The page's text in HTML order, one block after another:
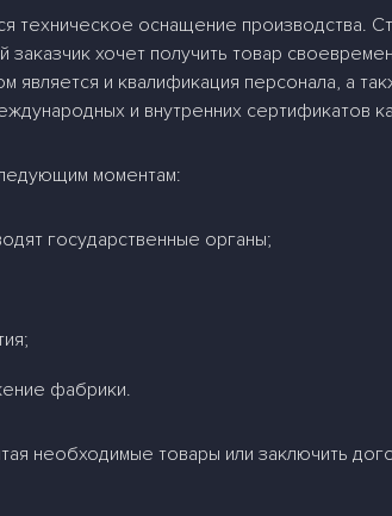
техническое оснащение производства.
хочет получить товар
и квалификация персонала, а
и внутренних сертификатов
моментам:
государственные органы;
фабрики.
необходимые товары или заключить